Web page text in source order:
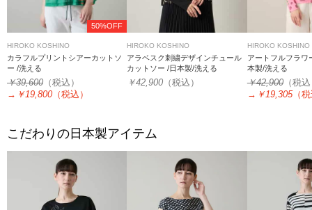
50%OFF
HIROKO KOSHINO
カラフルプリントシアーカットソ
ー /洗える
￥39,600 （税込）
→ ￥19,800 （税込）
HIROKO KOSHINO
アラベスク刺繍デザインチュール
カットソー /日本製/洗える
￥42,900 （税込）
HIROKO KOSHINO
アートフルフラワ
本製/洗える
￥42,900（税
→ ￥19,305（
こだわりの日本製アイテム